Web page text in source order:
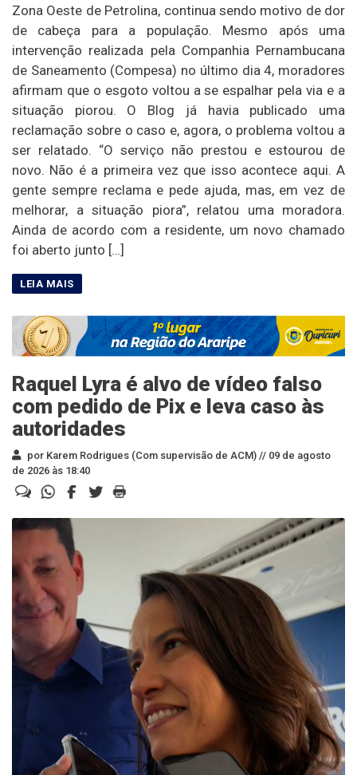
Zona Oeste de Petrolina, continua sendo motivo de dor
de cabeça para a população. Mesmo após uma
intervenção realizada pela Companhia Pernambucana
de Saneamento (Compesa) no último dia 4, moradores
afirmam que o esgoto voltou a se espalhar pela via e a
situação piorou. O Blog já havia publicado uma
reclamação sobre o caso e, agora, o problema voltou a
ser relatado. “O serviço não prestou e estourou de
novo. Não é a primeira vez que isso acontece aqui. A
gente sempre reclama e pede ajuda, mas, em vez de
melhorar, a situação piora”, relatou uma moradora.
Ainda de acordo com a residente, um novo chamado
foi aberto junto […]
Raquel Lyra é alvo de vídeo falso
com pedido de Pix e leva caso às
autoridades
por Karem Rodrigues (Com supervisão de ACM) // 09 de agosto
de 2026 às 18:40